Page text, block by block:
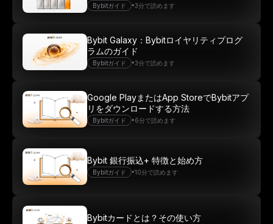
Bybitガイド •3分で読めます
Bybitガイド •3分で読めます
Bybit Galaxy：Bybitロイヤリティプログ
ラムのガイド
Bybitガイド •6分で読めます
Google PlayまたはApp StoreでBybitアプ
リをダウンロードする方法
Bybitガイド •10分で読めます
Bybit 銀行振込+ 特徴と始め方
Bybitカードとは？その使い方